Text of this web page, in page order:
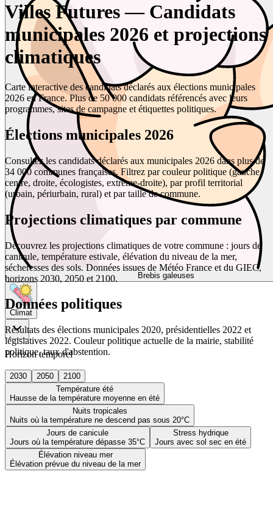
Brebis galeuses
Climat
Horizon temporel
2030 2050
2100
Température été
Hausse de la température moyenne en été
Nuits tropicales
Nuits où la température ne descend pas sous 20°C
Jours de canicule
Jours où la température dépasse 35°C
Stress hydrique
Jours avec sol sec en été
Élévation niveau mer
Élévation prévue du niveau de la mer
Villes Futures — Candidats
municipales 2026 et projections
climatiques
Carte interactive des candidats déclarés aux élections municipales
2026 en France. Plus de 50 000 candidats référencés avec leurs
programmes, sites de campagne et étiquettes politiques.
Élections municipales 2026
Consultez les candidats déclarés aux municipales 2026 dans plus de
34 000 communes françaises. Filtrez par couleur politique (gauche,
centre, droite, écologistes, extrême-droite), par profil territorial
(urbain, périurbain, rural) et par taille de commune.
Projections climatiques par commune
Découvrez les projections climatiques de votre commune : jours de
canicule, température estivale, élévation du niveau de la mer,
sécheresses des sols. Données issues de Météo France et du GIEC,
horizons 2030, 2050 et 2100.
Données politiques
Résultats des élections municipales 2020, présidentielles 2022 et
législatives 2022. Couleur politique actuelle de la mairie, stabilité
politique, taux d'abstention.